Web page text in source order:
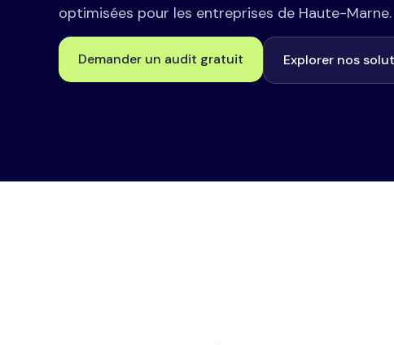
optimisées pour les entreprises de Haute-Marne.
Demander un audit gratuit Explorer nos